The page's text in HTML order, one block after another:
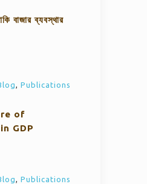
বাজার ব্যবস্থার
, Publications
of
GDP
, Publications